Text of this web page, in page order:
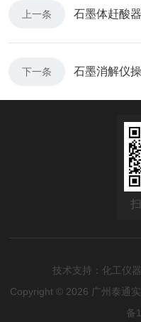
上一条 石墨体赶酸
下一条 石墨消解仪
技术支持： 化工仪
Copyright © 2026 广州泰通
备